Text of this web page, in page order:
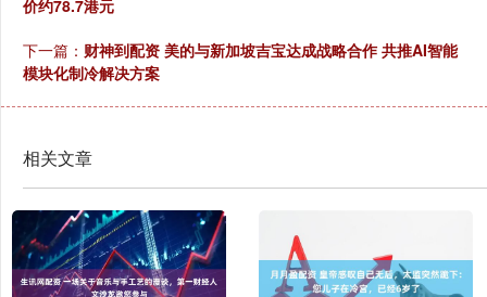
价约78.7港元
下一篇： 财神到配资 美的与新加坡吉宝达成战略合作 共推AI智能
模块化制冷解决方案
相关文章